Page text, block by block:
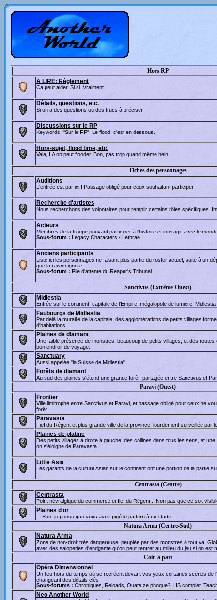
Hors RP
A LIRE: Règlement
Ca peut aider. Si si. Vraiment.
Détails, questions, etc.
Si on a des questions ou des trucs à préciser
Discussions sur le RP
Keywords: "Sur le RP". Le flood, c'est en dessous.
Hors-sujet, flood time, etc.
Vala, LA on peut flooder. Bon, pas trop quand même hein
Fiches des personnages
Auditions
L'entrée est par ici ! Passage obligé pour ceux souhaitant participer.
Recherche d'artistes
Nous recherchons des volontaires pour remplir certains rôles spécifiques.
Acteurs
Membres de la troupe pouvant participer à l'histoire et interagir avec le
Sous-forum : Legacy Characters - Lethrae
Anciens participants
Liste ici les personnages ne faisant plus partie du roster actuel, suite à un
que la raison ignore.
Sous-forum : File d'attente du Reaper's Tribunal
Sanctivus (Extrême-Ouest)
Midlestia
Entrée sur le continent, capitale de l'Empire, mégalopole de lumière. Midlestia
Faubourgs de Midlestia
Par delà la muraille de la capitale, des agglomérations de petits villages
d'habitations.
Plaines de diamant
Une faible présence de monstres, beaucoup de petits villages, et des
bon endroit de voyage.
Sanctuary
Aussi appelée "la Suisse de Midlestia".
Forêts de diamant
Au sud des plaines s'étend une grande forêt, partagée entre Sanctivus et
Paravi (Ouest)
Frontier
Ville limitrophe entre Sanctivus et Paravi, et passage obligé pour ceux ne
forêt.
Paravasta
Fief du Régent et plus grande ville de la province, lourdement surveillée par
Plaines de platine
Des petits villages à droite à gauche, des collines dans tous les sens, et
on s'éloigne de Paravasta.
Little Asia
Les garants de la culture Asian sur le continent ont une portion de la partie
Centrasta (Centre)
Centrasta
Point névralgique du commerce et fief du Régent... Non pas que ce soit
Plaines d'or
....Bon, je pense que vous avez pigé le pattern à ce stade.
Natura Arma (Centre-Sud)
Natura Arma
Zone de non-droit très dangereuse, peuplée par des monstres à tout va.
avec des saloperies d'endgame qu'on peut rentrer au milieu du jeu si on est
Coin à part
Opéra Dimensionnel
Un lieu hors du temps où se recréent devant vos yeux certaines scènes de
changeant des détails clés !
Sous-forums : Chroniques Reloads Ouate ze phoque? HS complet
Neo Another World